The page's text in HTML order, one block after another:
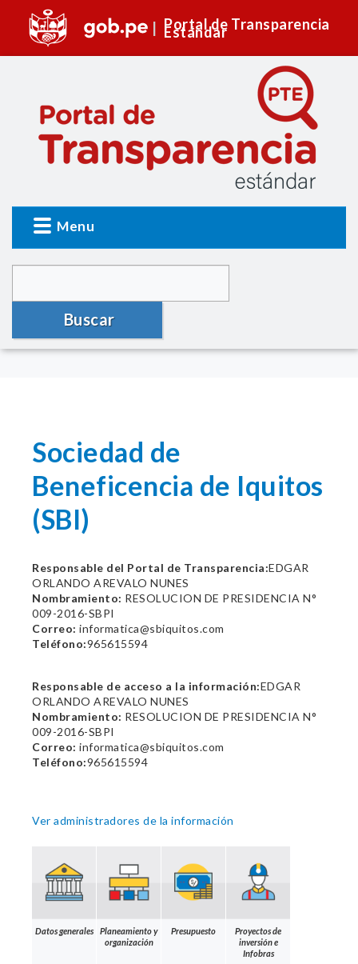
Portal de Transparencia
Estándar
Menu
Buscar
Sociedad de
Beneficencia de Iquitos
(SBI)
Responsable del Portal de Transparencia:EDGAR
ORLANDO AREVALO NUNES
Nombramiento: RESOLUCION DE PRESIDENCIA N°
009-2016-SBPI
Correo: informatica@sbiquitos.com
Teléfono:965615594
Responsable de acceso a la información:EDGAR
ORLANDO AREVALO NUNES
Nombramiento: RESOLUCION DE PRESIDENCIA N°
009-2016-SBPI
Correo: informatica@sbiquitos.com
Teléfono:965615594
Ver administradores de la información
Datos generales
Planeamiento y
organización
Presupuesto
Proyectos de
inversión e
Infobras